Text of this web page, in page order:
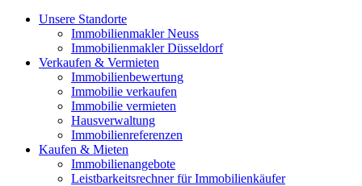
Unsere Standorte
Immobilienmakler Neuss
Immobilienmakler Düsseldorf
Verkaufen & Vermieten
Immobilienbewertung
Immobilie verkaufen
Immobilie vermieten
Hausverwaltung
Immobilienreferenzen
Kaufen & Mieten
Immobilienangebote
Leistbarkeitsrechner für Immobilienkäufer